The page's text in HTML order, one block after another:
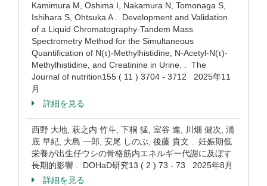
Kamimura M, Oshima I, Nakamura N, Tomonaga S,
Ishihara S, Ohtsuka A . Development and Validation
of a Liquid Chromatography-Tandem Mass
Spectrometry Method for the Simultaneous
Quantification of N(τ)-Methylhistidine, N-Acetyl-N(τ)-
Methylhistidine, and Creatinine in Urine. . The
Journal of nutrition155 ( 11 ) 3704 - 3712 2025年11
月
詳細を見る
西野 大地, 萩之内 竹斗, 下桐 猛, 室谷 進, 川畑 健次, 浦
底 早紀, 大島 一郎, 安尾 しのぶ, 後藤 貴文 . 妊娠期低
栄養が出生仔ウシの骨格筋内エネルギー代謝に及ぼす
長期的影響 . DOHaD研究13 ( 2 ) 73 - 73 2025年8月
詳細を見る